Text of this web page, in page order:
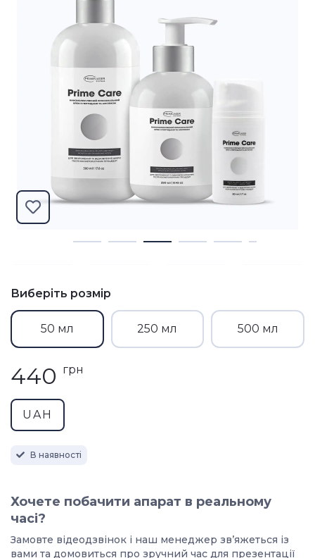
Виберіть розмір
50 мл 250 мл 500 мл
440 грн
UAH
В наявності
Хочете побачити апарат в реальному
часі?
Замовте відеодзвінок і наш менеджер звʼяжеться із
вами та домовиться про зручний час для презентації